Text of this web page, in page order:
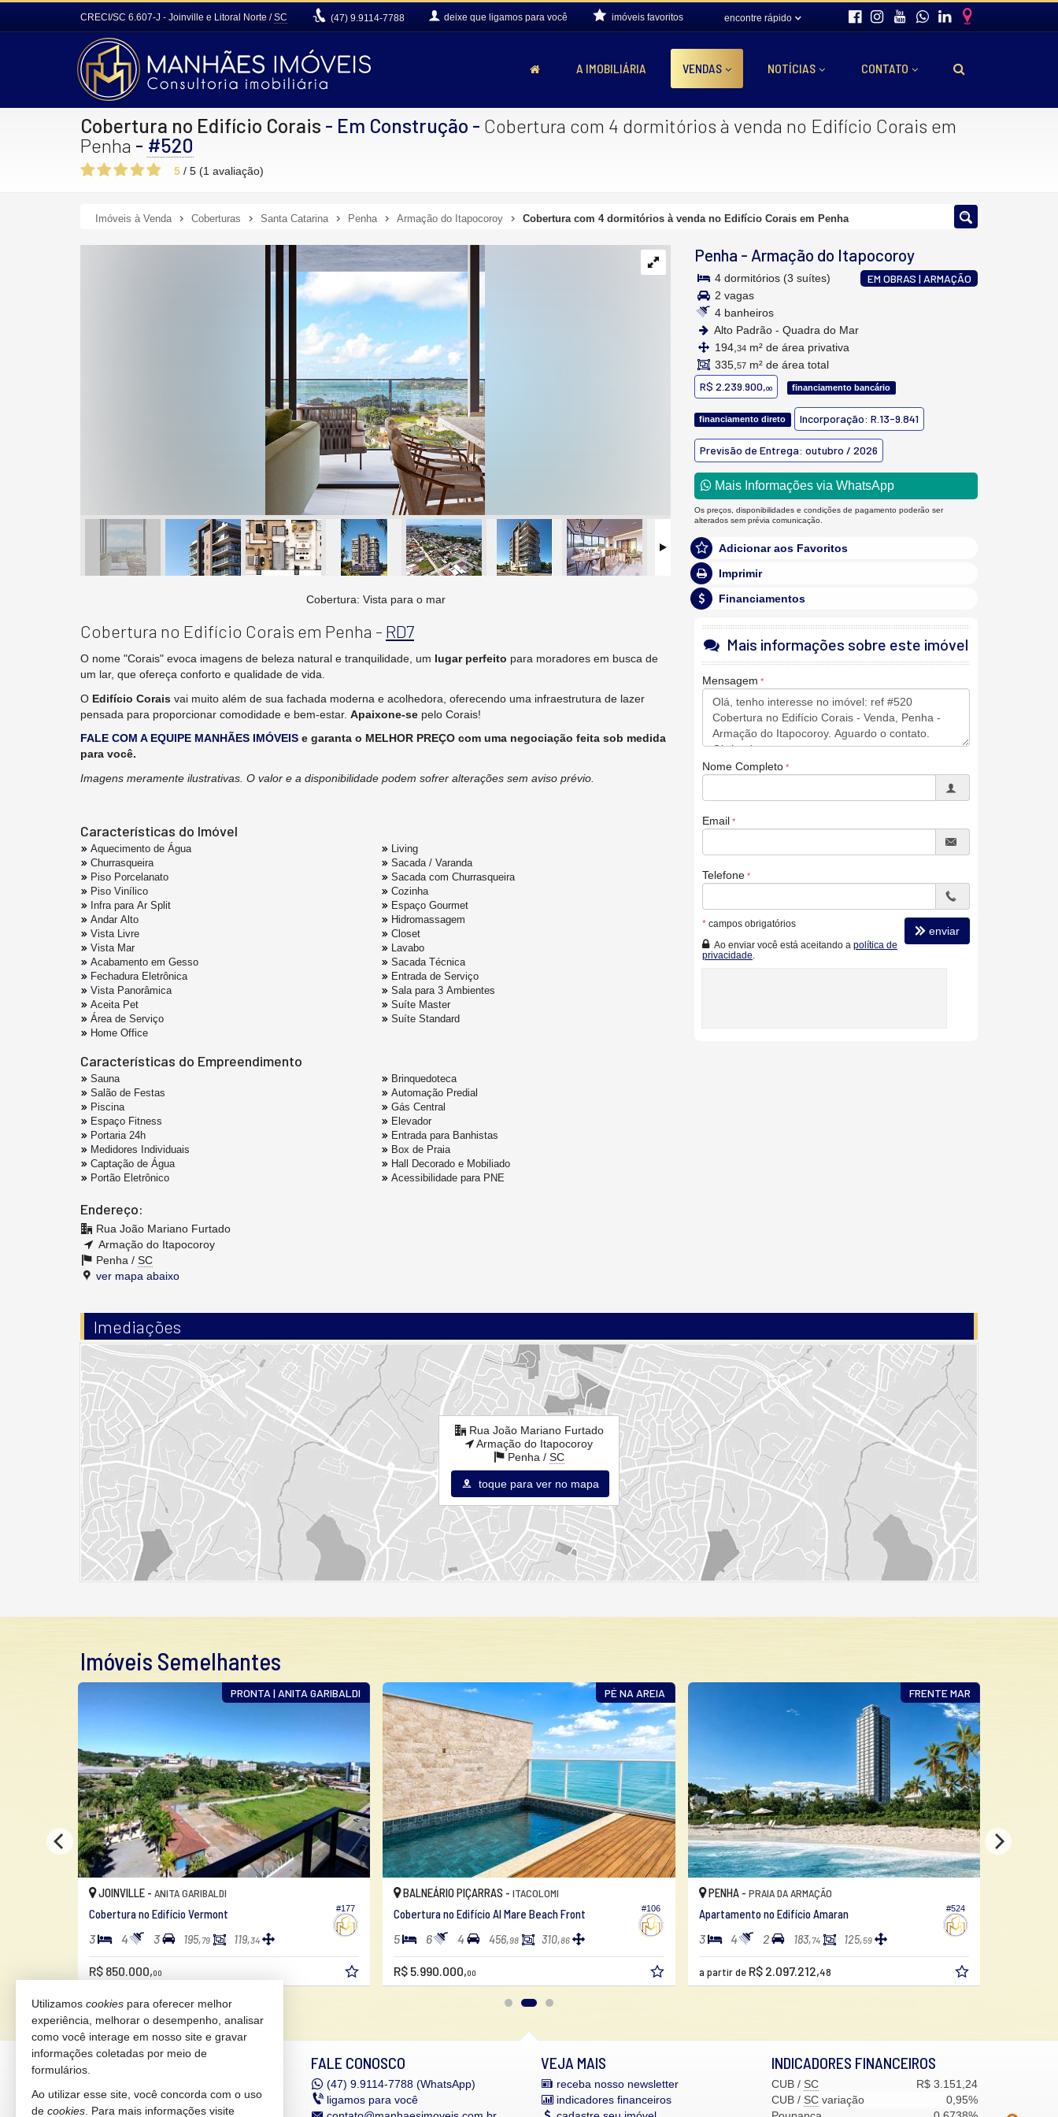
CRECI/SC 6.607-J - Joinville e Litoral Norte /SC (47) 9.9114-7788 deixe que ligamos para você encontre rápido
imóveis favoritos
A IMOBILIÁRIA VENDAS NOTÍCIAS CONTATO
Cobertura no Edifício Corais - Em Construção - Cobertura com 4 dormitórios à venda no Edifício Corais em
Penha - #520
5 / 5 (1 avaliação)
Imóveis à Venda Coberturas Santa Catarina Penha Armação do Itapocoroy Cobertura com 4 dormitórios à venda no Edifício Corais em Penha
Detalhe da fachada do Edifício Corais
Penha - Armação do Itapocoroy
EM OBRAS | ARMAÇÃO
4 dormitórios (3 suítes)
2 vagas
4 banheiros
Alto Padrão - Quadra do Mar
194, 34 m² de área privativa
335, 57 m² de área total
R$ 2.239.900,00 financiamento bancário
financiamento direto Incorporação: R.13-9.841
Previsão de Entrega: outubro / 2026
Mais Informações via WhatsApp
Os preços, disponibilidades e condições de pagamento poderão ser
alterados sem prévia comunicação.
Adicionar aos Favoritos
Imprimir
Financiamentos
Cobertura no Edifício Corais em Penha - RD7
O nome "Corais" evoca imagens de beleza natural e tranquilidade, um lugar perfeito para moradores em busca de
um lar, que ofereça conforto e qualidade de vida.
O Edifício Corais vai muito além de sua fachada moderna e acolhedora, oferecendo uma infraestrutura de lazer
pensada para proporcionar comodidade e bem-estar. Apaixone-se pelo Corais!
FALE COM A EQUIPE MANHÃES IMÓVEIS e garanta o MELHOR PREÇO com uma negociação feita sob medida
para você.
Imagens meramente ilustrativas. O valor e a disponibilidade podem sofrer alterações sem aviso prévio.
Características do Imóvel
Aquecimento de Água
Churrasqueira
Piso Porcelanato
Piso Vinílico
Infra para Ar Split
Andar Alto
Vista Livre
Vista Mar
Acabamento em Gesso
Fechadura Eletrônica
Vista Panorâmica
Aceita Pet
Área de Serviço
Home Office
Living
Sacada / Varanda
Sacada com Churrasqueira
Cozinha
Espaço Gourmet
Hidromassagem
Closet
Lavabo
Sacada Técnica
Entrada de Serviço
Sala para 3 Ambientes
Suíte Master
Suíte Standard
Características do Empreendimento
Sauna
Salão de Festas
Piscina
Espaço Fitness
Portaria 24h
Medidores Individuais
Captação de Água
Portão Eletrônico
Brinquedoteca
Automação Predial
Gás Central
Elevador
Entrada para Banhistas
Box de Praia
Hall Decorado e Mobiliado
Acessibilidade para PNE
Endereço:
Rua João Mariano Furtado
Armação do Itapocoroy
Penha / SC
ver mapa abaixo
Mais informações sobre este imóvel
Mensagem
Nome Completo
Email
Telefone
* campos obrigatórios
Ao enviar você está aceitando a política de
privacidade
enviar
Imediações
Rua João Mariano Furtado
Armação do Itapocoroy
Penha / SC
toque para ver no mapa
Imóveis Semelhantes
PÉ NA AREIA
BALNEÁRIO PIÇARRAS -
Cobertura no Edifício Al Mare Beach Front
5 6 4 456,98 310,
R$ 5.990.000,
FRENTE MAR
PENHA -PRAIA DA ARMAÇÃO
Apartamento no Edifício Amaran
3 4 2 183,74 125,59
a partir deR$ 2.097.212,
PRAIA DO QUILOMBO
PENHA -PRAIA DO QUILOMBO
Apartamento no Edifício Alvore
3 3 2 187,61 130,53
a partir deR$ 1.888.006,
MANHÃES IMÓVEIS
sala 306
FALE CONOSCO
(47) 9.9114-7788 (WhatsApp)
ligamos para você
VEJA MAIS
receba nosso newsletter
indicadores financeiros
INDICADORES FINANCEIROS
CUB / SC
R$ 3.151,24
CUB / SCvariação
0,95%
Utilizamos cookies para oferecer melhor
experiência, melhorar o desempenho, analisar
como você interage em nosso site e gravar
informações coletadas por meio de
formulários.
Ao utilizar esse site, você concorda com o uso
de cookies . Para mais informações visite